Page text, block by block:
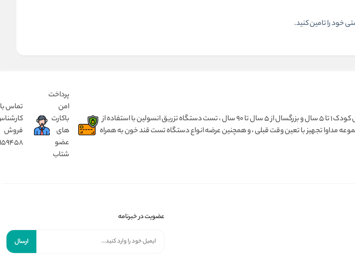
خود را تامین کنید.
دستگاه تزریق انسولین بدون درد ، مختص کودک ۱ تا ۵ سال و بزرگسال از ۵ سال تا ۹۰ سال ، تست دستگاه تزریق انسولین با استفاده از
مداوا تجهیز با تعین وقت قبلی ، و همچنین عرضه انواع دستگاه تست قند خون به همراه
پرداخت
امن
باکارت
های
عضو
شتاب
تماس با
فروش
عضویت در خبرنامه
ارسال